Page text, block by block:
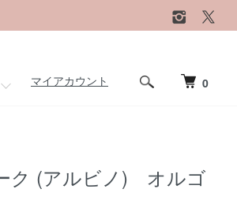
マイアカウント 0
ク (アルビノ) オルゴ